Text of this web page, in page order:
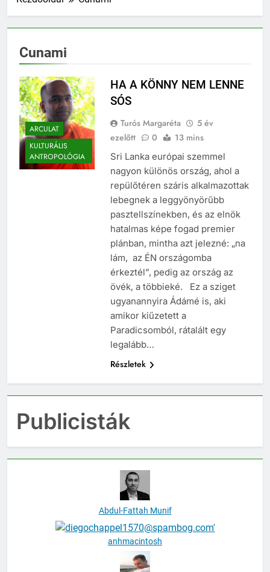
Cunami
ARCULAT
KULTURÁLIS
ANTROPOLÓGIA
HA A KÖNNY NEM LENNE
SÓS
Turós Margaréta
5 év
ezelőtt
0 13 mins
Sri Lanka európai szemmel
nagyon különös ország, ahol a
repülőtéren száris alkalmazottak
lebegnek a leggyönyörűbb
pasztellszínekben, és az elnök
hatalmas képe fogad premier
plánban, mintha azt jelezné: „na
lám, az ÉN országomba
érkeztél”, pedig az ország az
övék, a többieké. Ez a sziget
ugyanannyira Ádámé is, aki
amikor kiűzetett a
Paradicsomból, rátalált egy
legalább…
Részletek
Publicisták
Abdul-Fattah Munif
anhmacintosh